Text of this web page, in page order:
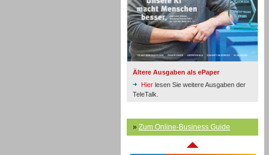
Ältere Ausgaben als ePaper
Hier lesen Sie weitere Ausgaben der
TeleTalk.
» Zum Online-Business Guide
Inbound